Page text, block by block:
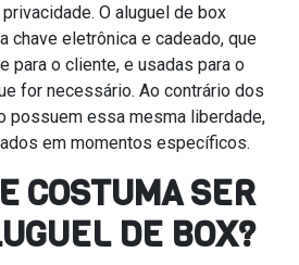
O aluguel de box
chave eletrônica e cadeado, que
para o cliente, e usadas para o
for necessário. Ao contrário dos
possuem essa mesma liberdade,
em momentos específicos.
COSTUMA SER
DE BOX?